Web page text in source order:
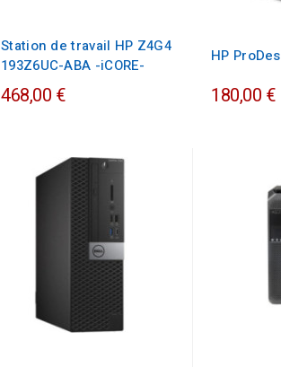
Station de travail HP Z4G4
193Z6UC-ABA -iCORE-
468,00 €
HP
180,00 €